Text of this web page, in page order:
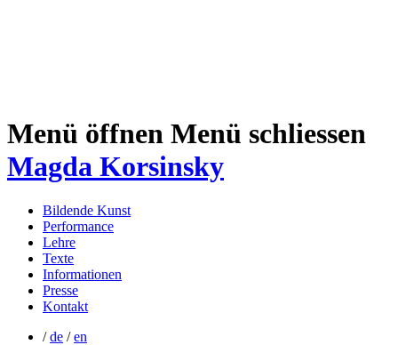
Menü öffnen Menü schliessen
Magda Korsinsky
Bildende Kunst
Performance
Lehre
Texte
Informationen
Presse
Kontakt
/de /en